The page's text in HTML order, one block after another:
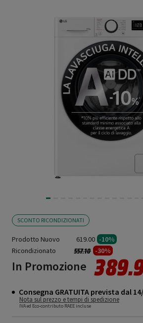
SCONTO RICONDIZIONATI
Prodotto Nuovo 619.00 -10%
Ricondizionato
Prezzo ridotto da
557.10a -30%
In Promozione
Consegna GRATUITA prevista dal
Nota sul prezzo e tempi di spedizione
IVA ed Eco-contributo RAEE incluse